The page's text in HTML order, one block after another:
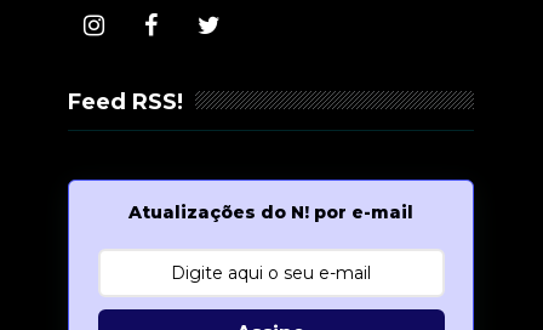
Feed RSS!
Atualizações do N! por e-mail